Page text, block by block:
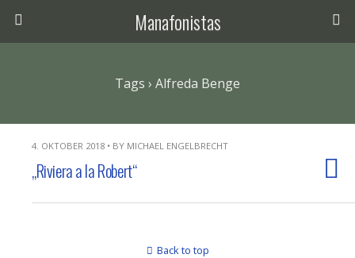
Manafonistas
Tags › Alfreda Benge
4. OKTOBER 2018 • BY MICHAEL ENGELBRECHT
„Riviera a la Robert“
Back to top